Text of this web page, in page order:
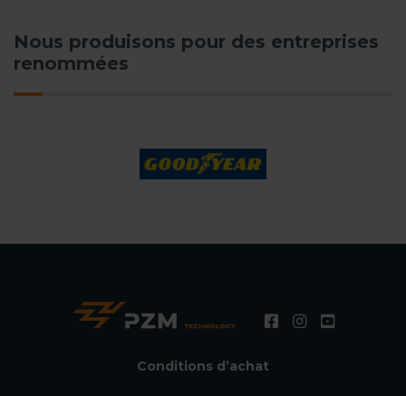
Nous produisons pour des entreprises
renommées
Conditions d’achat